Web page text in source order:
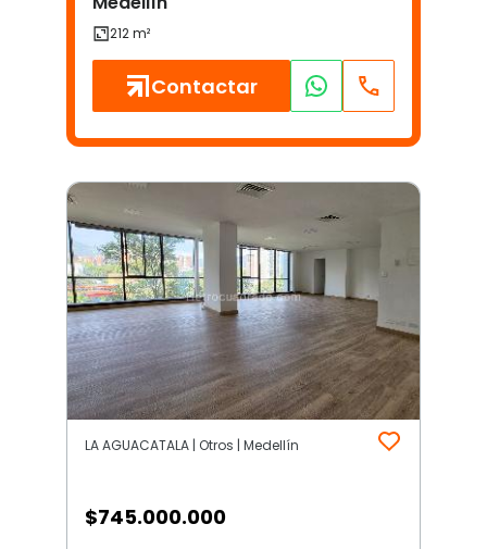
Contactar
LA AGUACATALA | Otros | Medellín
$745.000.000